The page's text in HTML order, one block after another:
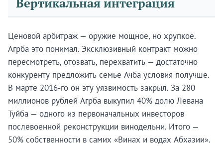
Вертикальная интеграция
Ценовой арбитраж — оружие мощное, но хрупкое.
Агрба это понимал. Эксклюзивный контракт можно
пересмотреть, отозвать, перехватить — достаточно
конкуренту предложить семье Ачба условия получше.
В марте 2016-го он эту уязвимость закрыл. За 280
миллионов рублей Агрба выкупил 40% долю Левана
Туйба — одного из первоначальных инвесторов
послевоенной реконструкции винодельни. Итого —
50% собственности в самих «Винах и водах Абхазии».